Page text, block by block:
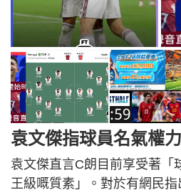
袁文傑指球員名氣權
袁文傑直言C朗目前享受著「
王級嘅質素」。對於有網民